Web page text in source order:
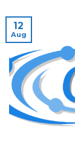
12
Aug